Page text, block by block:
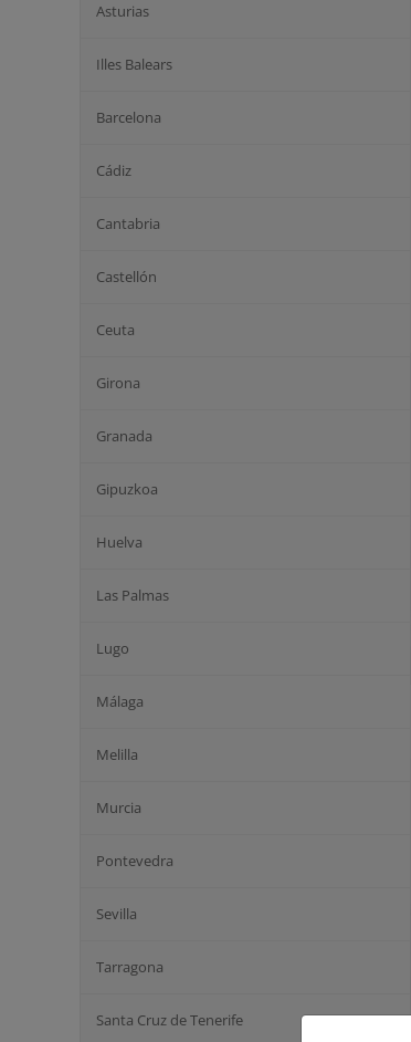
Asturias
Illes Balears
Barcelona
Cádiz
Cantabria
Castellón
Ceuta
Girona
Granada
Gipuzkoa
Huelva
Las Palmas
Lugo
Málaga
Melilla
Murcia
Pontevedra
Sevilla
Tarragona
Santa Cruz de Tenerife